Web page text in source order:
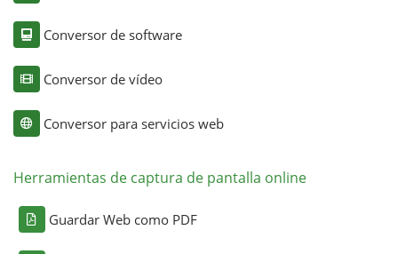
Conversor de software
Conversor de vídeo
Conversor para servicios web
Herramientas de captura de pantalla online
Guardar Web como PDF